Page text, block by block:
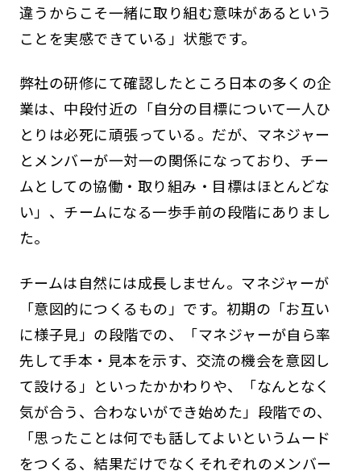
違うからこそ一緒に取り組む意味があるという
ことを実感できている」状態です。
弊社の研修にて確認したところ日本の多くの企
業は、中段付近の「自分の目標について一人ひ
とりは必死に頑張っている。だが、マネジャー
とメンバーが一対一の関係になっており、チー
ムとしての協働・取り組み・目標はほとんどな
い」、チームになる一歩手前の段階にありまし
た。
チームは自然には成長しません。マネジャーが
「意図的につくるもの」です。初期の「お互い
に様子見」の段階での、「マネジャーが自ら率
先して手本・見本を示す、交流の機会を意図し
て設ける」といったかかわりや、「なんとなく
気が合う、合わないができ始めた」段階での、
「思ったことは何でも話してよいというムード
をつくる、結果だけでなくそれぞれのメンバー